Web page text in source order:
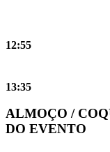
12:55
13:35
ALMOÇO /
DO EVENTO